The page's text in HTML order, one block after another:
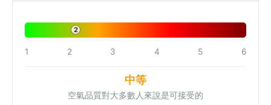
2
1 2 3 4 5 6
中等
空氣品質對大多數人來說是可接受的